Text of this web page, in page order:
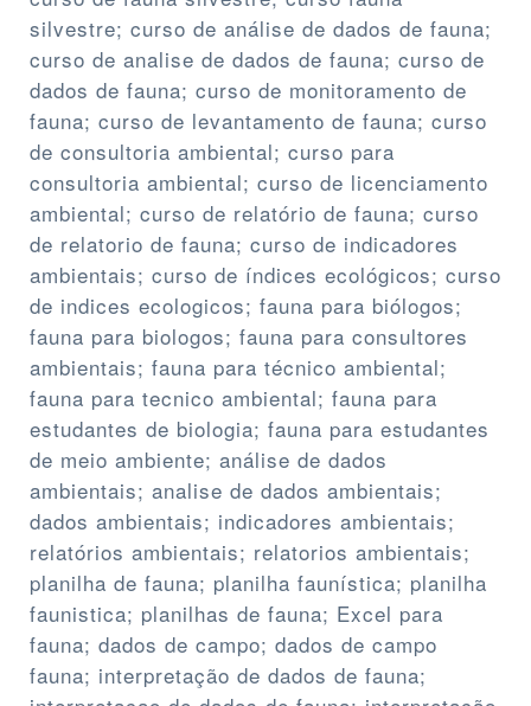
silvestre; curso de análise de dados de fauna;
curso de analise de dados de fauna; curso de
dados de fauna; curso de monitoramento de
fauna; curso de levantamento de fauna; curso
de consultoria ambiental; curso para
consultoria ambiental; curso de licenciamento
ambiental; curso de relatório de fauna; curso
de relatorio de fauna; curso de indicadores
ambientais; curso de índices ecológicos; curso
de indices ecologicos; fauna para biólogos;
fauna para biologos; fauna para consultores
ambientais; fauna para técnico ambiental;
fauna para tecnico ambiental; fauna para
estudantes de biologia; fauna para estudantes
de meio ambiente; análise de dados
ambientais; analise de dados ambientais;
dados ambientais; indicadores ambientais;
relatórios ambientais; relatorios ambientais;
planilha de fauna; planilha faunística; planilha
faunistica; planilhas de fauna; Excel para
fauna; dados de campo; dados de campo
fauna; interpretação de dados de fauna;